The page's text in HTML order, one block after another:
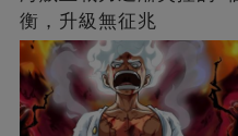
衡，升級無征兆